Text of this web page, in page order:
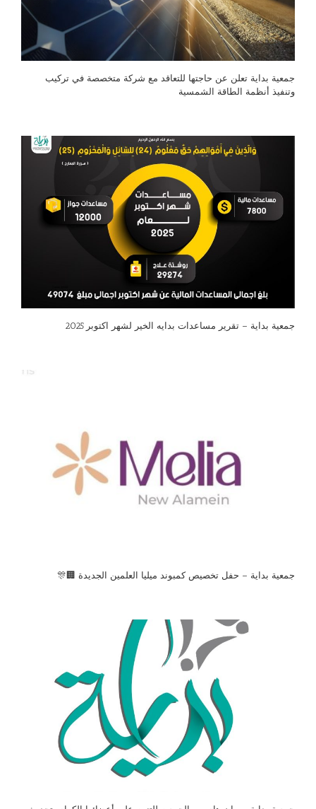
جمعية بداية تعلن عن حاجتها للتعاقد مع شركة متخصصة في تركيب
وتنفيذ أنظمة الطاقة الشمسية
جمعية بداية – تقرير مساعدات بدايه الخير لشهر اكتوبر 2025
جمعية بداية – حفل تخصيص كمبوند ميليا العلمين الجديدة 🏢🎊